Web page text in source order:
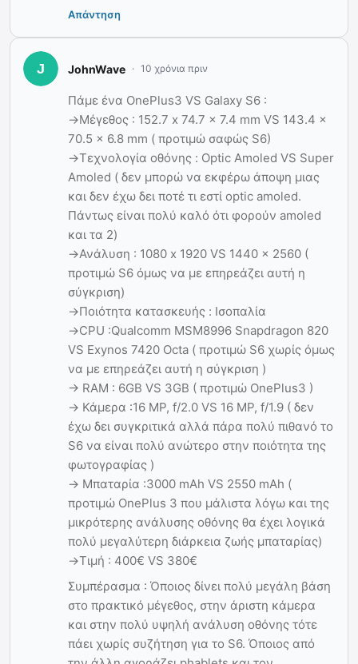
Απάντηση
JohnWave 10 χρόνια πριν
Πάμε ένα OnePlus3 VS Galaxy S6 :
->Μέγεθος : 152.7 x 74.7 x 7.4 mm VS 143.4 x
70.5 x 6.8 mm ( προτιμώ σαφώς S6)
->Τεχνολογία οθόνης : Optic Amoled VS Super
Amoled ( δεν μπορώ να εκφέρω άποψη μιας
και δεν έχω δει ποτέ τι εστί optic amoled.
Πάντως είναι πολύ καλό ότι φορούν amoled
και τα 2)
->Ανάλυση : 1080 x 1920 VS 1440 x 2560 (
προτιμώ S6 όμως να με επηρεάζει αυτή η
σύγκριση)
->Ποιότητα κατασκευής : Ισοπαλία
->CPU :Qualcomm MSM8996 Snapdragon 820
VS Exynos 7420 Octa ( προτιμώ S6 χωρίς όμως
να με επηρεάζει αυτή η σύγκριση )
-> RAM : 6GB VS 3GB ( προτιμώ OnePlus3 )
-> Κάμερα :16 MP, f/2.0 VS 16 MP, f/1.9 ( δεν
έχω δει συγκριτικά αλλά πάρα πολύ πιθανό το
S6 να είναι πολύ ανώτερο στην ποιότητα της
φωτογραφίας )
-> Μπαταρία :3000 mAh VS 2550 mAh (
προτιμώ ΟnePlus 3 που μάλιστα λόγω και της
μικρότερης ανάλυσης οθόνης θα έχει λογικά
πολύ μεγαλύτερη διάρκεια ζωής μπαταρίας)
->Τιμή : 400€ VS 380€
Συμπέρασμα : Όποιος δίνει πολύ μεγάλη βάση
στο πρακτικό μέγεθος, στην άριστη κάμερα
και στην πολύ υψηλή ανάλυση οθόνης τότε
πάει χωρίς συζήτηση για το S6. Όποιος από